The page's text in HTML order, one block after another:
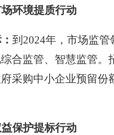
场环境提质行动
到 2024年， 市场监管
综合监管、智慧监管。
府采购中小企业预留份
保护提标行动